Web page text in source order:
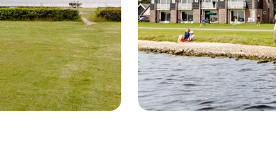
den
Park